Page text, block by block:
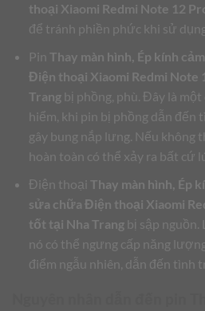
thoại Xiaomi Redmi Note 12
để tránh phiền phức khi sử
Pin Thay màn hình, Ép kính
Điện thoại Xiaomi Redmi Note
Trangbị phồng, phù. Đây là
hiểm, khi pin bị phồng dẫn đến
gây bung nắp lưng. Nếu không
hoàn toàn có thể xảy ra bất cứ
Điện thoại Thay màn hình, Ép
sửa chữa Điện thoại Xiaomi
tốt tại Nha Trangbị sập nguồn.
nó có thể ngưng cấp năng
điểm ngẫu nhiên, dẫn đến tình